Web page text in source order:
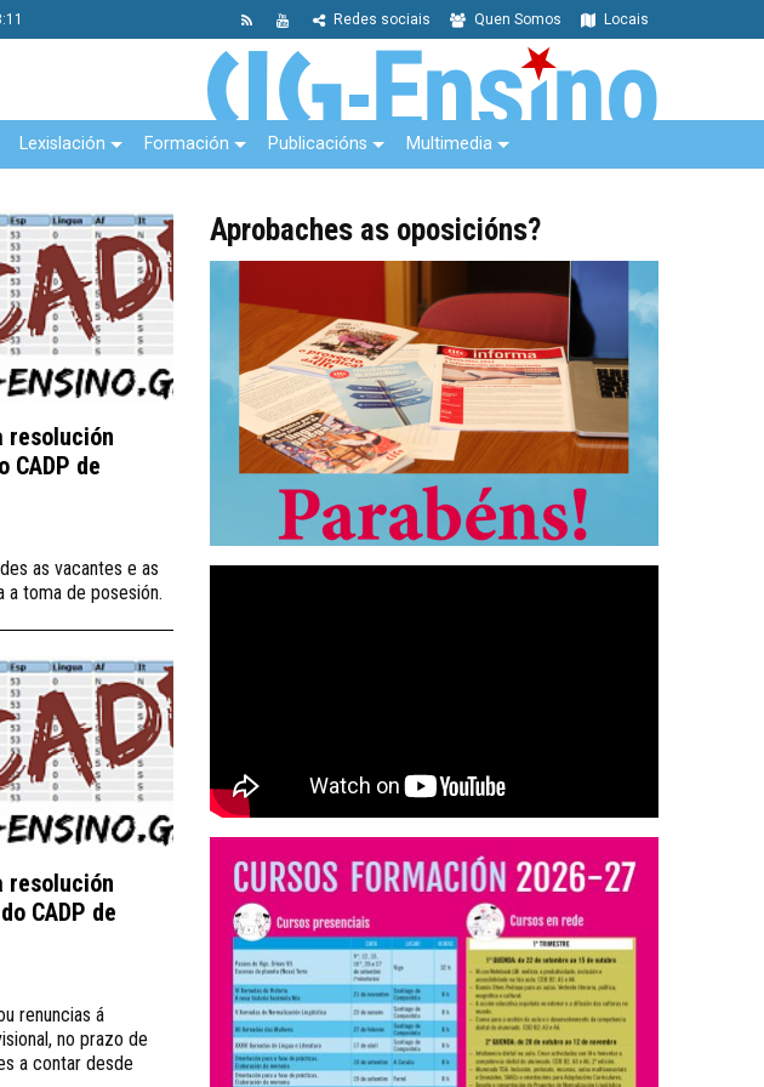
Locais
Quen Somos
Redes sociais
Lexislación Formación Publicacións Multimedia
resolución
CADP de
as vacantes e as
a toma de posesión.
resolución
CADP de
renuncias á
no prazo de
a contar desde
Aprobaches as oposicións?